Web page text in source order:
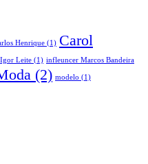
Henrique (1) Carol
Igor Leite (1) infleuncer Marcos Bandeira
(2) modelo (1)